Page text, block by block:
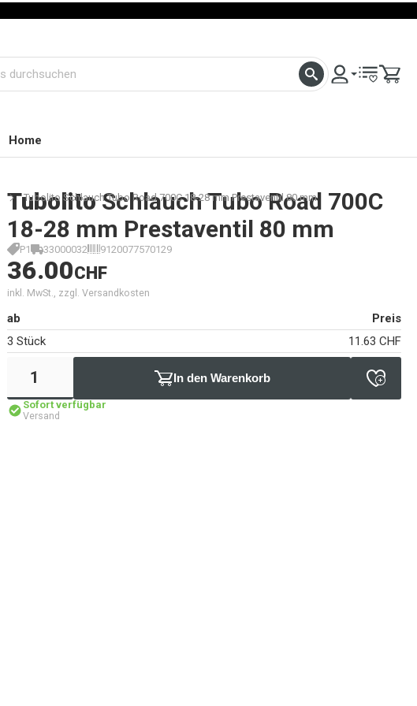
Home
Tubolito Schlauch Tubo Road 700C 18-28 mm Prestaventil 80 mm
Tubolito Schlauch Tubo Road 700C
18-28 mm Prestaventil 80 mm
P1 33000032 9120077570129
36.00CHF
inkl. MwSt., zzgl. Versandkosten
ab
Preis
3 Stück
11.63 CHF
In den Warenkorb
Sofort verfügbar
Versand